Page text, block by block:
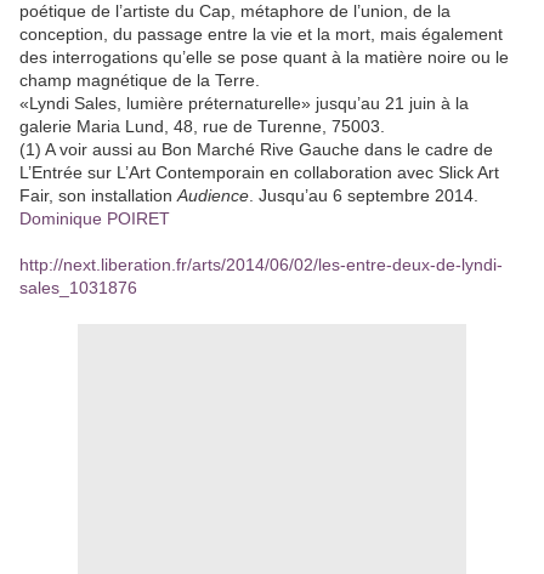
poétique de l’artiste du Cap, métaphore de l’union, de la
conception, du passage entre la vie et la mort, mais également
des interrogations qu’elle se pose quant à la matière noire ou le
champ magnétique de la Terre.
«Lyndi Sales, lumière préternaturelle» jusqu’au 21 juin à la
galerie Maria Lund, 48, rue de Turenne, 75003.
(1) A voir aussi au Bon Marché Rive Gauche dans le cadre de
L’Entrée sur L’Art Contemporain en collaboration avec Slick Art
Fair, son installationAudience. Jusqu’au 6 septembre 2014.
Dominique POIRET
http://next.liberation.fr/arts/2014/06/02/les-entre-deux-de-lyndi-
sales_1031876